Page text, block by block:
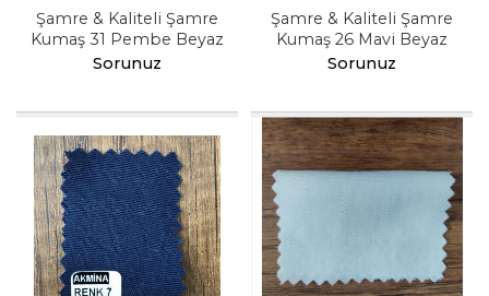
Şamre & Kaliteli Şamre
Kumaş 31 Pembe Beyaz
Sorunuz
Şamre & Kaliteli Şamre
Kumaş 26 Mavi Beyaz
Sorunuz